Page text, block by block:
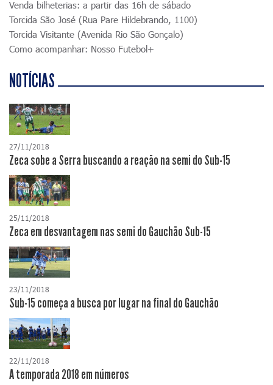
Venda bilheterias: a partir das 16h de sábado
Torcida São José (Rua Pare Hildebrando, 1100)
Torcida Visitante (Avenida Rio São Gonçalo)
Como acompanhar: Nosso Futebol+
NOTÍCIAS
27/11/2018
Zeca sobe a Serra buscando a reação na semi do Sub-15
25/11/2018
Zeca em desvantagem nas semi do Gauchão Sub-15
23/11/2018
Sub-15 começa a busca por lugar na final do Gauchão
22/11/2018
A temporada 2018 em números